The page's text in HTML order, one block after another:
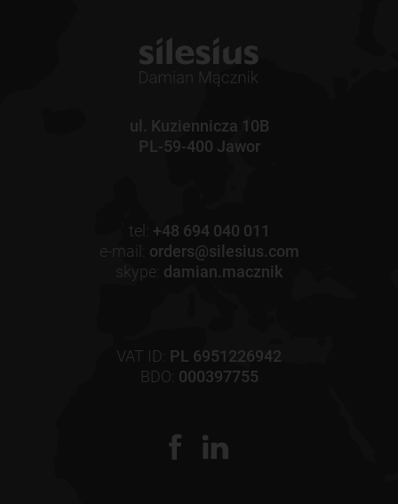
ul. Kuziennicza 10B
PL-59-400 Jawor
tel: +48 694 040 011
e-mail: orders@silesius.com
skype: damian.macznik
VAT ID: PL 6951226942
BDO: 000397755